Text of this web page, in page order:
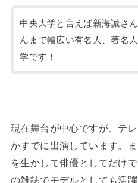
中央大学と言えば新海誠さ
んまで幅広い有名人、著名
学です！
現在舞台が中心ですが、テ
かすでに出演しています。
を生かして俳優としてだけ
の雑誌でモデルとしても活躍